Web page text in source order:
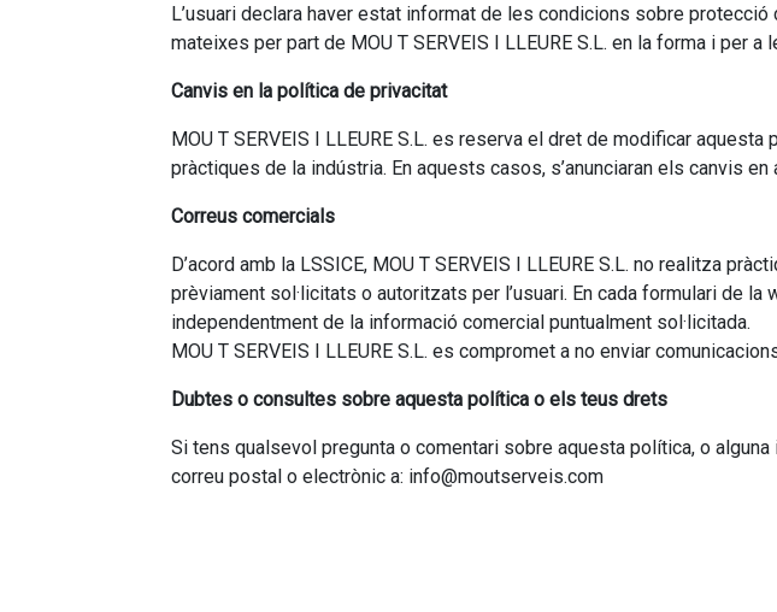
L’usuari declara haver estat informat de les condicions sobre
mateixes per part de MOU T SERVEIS I LLEURE S.L. en la forma i per
Canvis en la política de privacitat
MOU T SERVEIS I LLEURE S.L. es reserva el dret de modificar
pràctiques de la indústria. En aquests casos, s’anunciaran els canvis
Correus comercials
D’acord amb la LSSICE, MOU T SERVEIS I LLEURE S.L. no realitza
prèviament sol·licitats o autoritzats per l’usuari. En cada formulari de
independentment de la informació comercial puntualment sol·licitada.
MOU T SERVEIS I LLEURE S.L. es compromet a no enviar
Dubtes o consultes sobre aquesta política o els teus drets
Si tens qualsevol pregunta o comentari sobre aquesta política, o
correu postal o electrònic a: info@moutserveis.com